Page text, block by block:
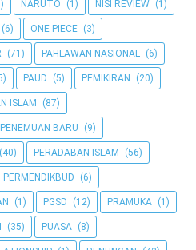
NARUTO (1) NISI REVIEW (1)
(6) ONE PIECE (3)
(71) PAHLAWAN NASIONAL (6)
PAUD (5) PEMIKIRAN (20)
ISLAM (87)
PENEMUAN BARU (9)
(40) PERADABAN ISLAM (56)
PERMENDIKBUD (6)
(1) PGSD (12) PRAMUKA (1)
(35) PUASA (8)